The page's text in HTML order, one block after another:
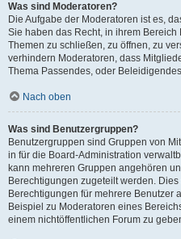
Was sind Moderatoren?
Die Aufgabe der Moderatoren ist es,
Sie haben das Recht, in ihrem
Themen zu schließen, zu öffnen, zu
verhindern Moderatoren, dass
Thema Passendes, oder
Nach oben
Was sind Benutzergruppen?
Benutzergruppen sind Gruppen von
in für die Board-Administration
kann mehreren Gruppen angehören
Berechtigungen zugeteilt werden.
Berechtigungen für mehrere Benutzer
Beispiel zu Moderatoren eines
einem nichtöffentlichen Forum zu